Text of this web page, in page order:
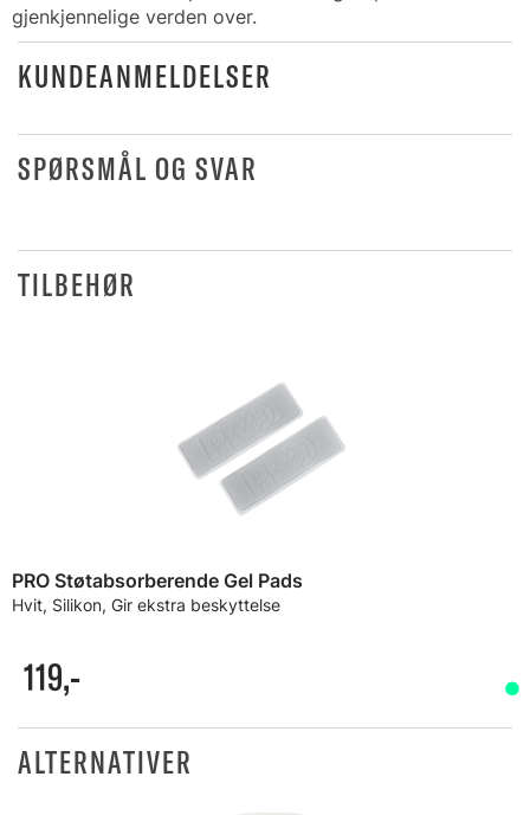
gjenkjennelige verden over.
KUNDEANMELDELSER
SPØRSMÅL OG SVAR
TILBEHØR
PRO Støtabsorberende Gel Pads
Hvit, Silikon, Gir ekstra beskyttelse
119,-
ALTERNATIVER